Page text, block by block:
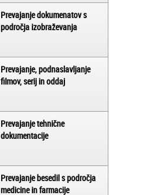
Prevajanje dokumenatov s
področja izobraževanja
Prevajanje, podnaslavljanje
filmov, serij in oddaj
Prevajanje tehnične
dokumentacije
Prevajanje besedil s področja
medicine in farmacije